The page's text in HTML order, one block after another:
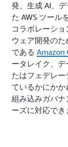
発、生成 AI、
た AWS ツール
コラボレーシ
ウェア開発の
である Amazon
ータレイク、
たはフェデレ
ているかにかか
組み込みガバ
ーズに対応でき